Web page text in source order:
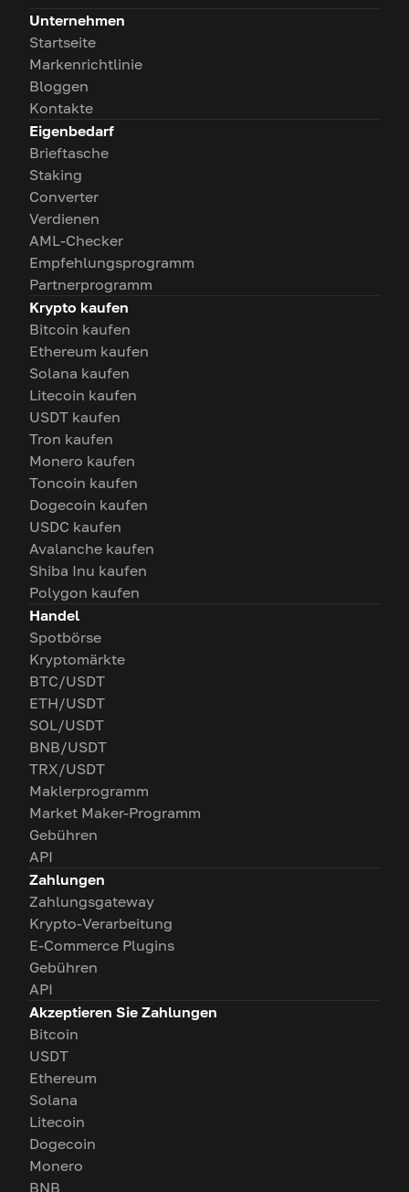
Unternehmen
Startseite
Markenrichtlinie
Bloggen
Kontakte
Eigenbedarf
Brieftasche
Staking
Converter
Verdienen
AML-Checker
Empfehlungsprogramm
Partnerprogramm
Krypto kaufen
Bitcoin kaufen
Ethereum kaufen
Solana kaufen
Litecoin kaufen
USDT kaufen
Tron kaufen
Monero kaufen
Toncoin kaufen
Dogecoin kaufen
USDC kaufen
Avalanche kaufen
Shiba Inu kaufen
Polygon kaufen
Handel
Spotbörse
Kryptomärkte
BTC/USDT
ETH/USDT
SOL/USDT
BNB/USDT
TRX/USDT
Maklerprogramm
Market Maker-Programm
Gebühren
API
Zahlungen
Zahlungsgateway
Krypto-Verarbeitung
E-Commerce Plugins
Gebühren
API
Akzeptieren Sie Zahlungen
Bitcoin
USDT
Ethereum
Solana
Litecoin
Dogecoin
Monero
BNB